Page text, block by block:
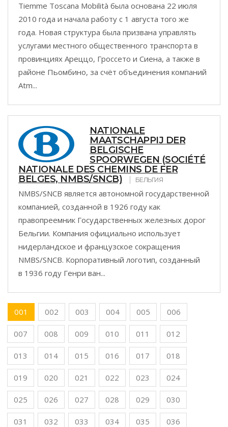
Tiemme Toscana Mobilità была основана 22 июля
2010 года и начала работу с 1 августа того же
года. Новая структура была призвана управлять
услугами местного общественного транспорта в
провинциях Ареццо, Гроссето и Сиена, а также в
районе Пьомбино, за счёт объединения компаний
Atm...
NATIONALE
MAATSCHAPPIJ DER
BELGISCHE
SPOORWEGEN (SOCIÉTÉ
NATIONALE DES CHEMINS DE FER
BELGES, NMBS/SNCB)
БЕЛЬГИЯ
NMBS/SNCB является автономной государственной
компанией, созданной в 1926 году как
правопреемник Государственных железных дорог
Бельгии. Компания официально использует
нидерландское и французское сокращения
NMBS/SNCB. Корпоративный логотип, созданный
в 1936 году Генри ван...
001 002 003 004 005 006
007 008 009 010 011 012
013 014 015 016 017 018
019 020 021 022 023 024
025 026 027 028 029 030
031 032 033 034 035 036